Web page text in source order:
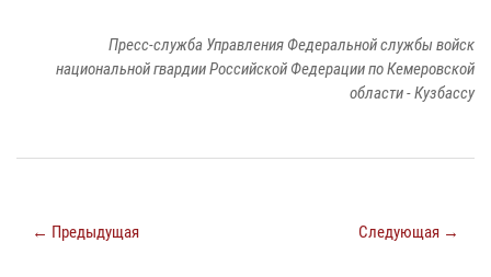
Пресс-служба Управления Федеральной службы войск
национальной гвардии Российской Федерации по Кемеровской
области - Кузбассу
← Предыдущая Следующая →